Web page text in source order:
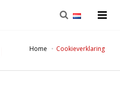
Home Cookieverklaring